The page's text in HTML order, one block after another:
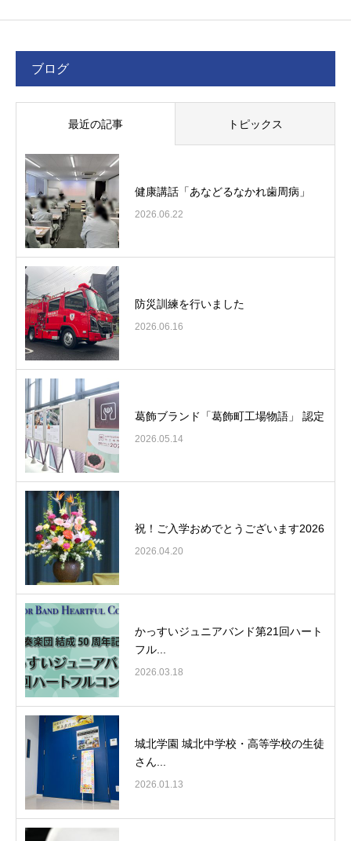
ブログ
最近の記事 トピックス
健康講話「あなどるなかれ歯周病」
2026.06.22
防災訓練を行いました
2026.06.16
葛飾ブランド「葛飾町工場物語」 認定
2026.05.14
祝！ご入学おめでとうございます2026
2026.04.20
かっすいジュニアバンド第21回ハート
フル...
2026.03.18
城北学園 城北中学校・高等学校の生徒
さん...
2026.01.13